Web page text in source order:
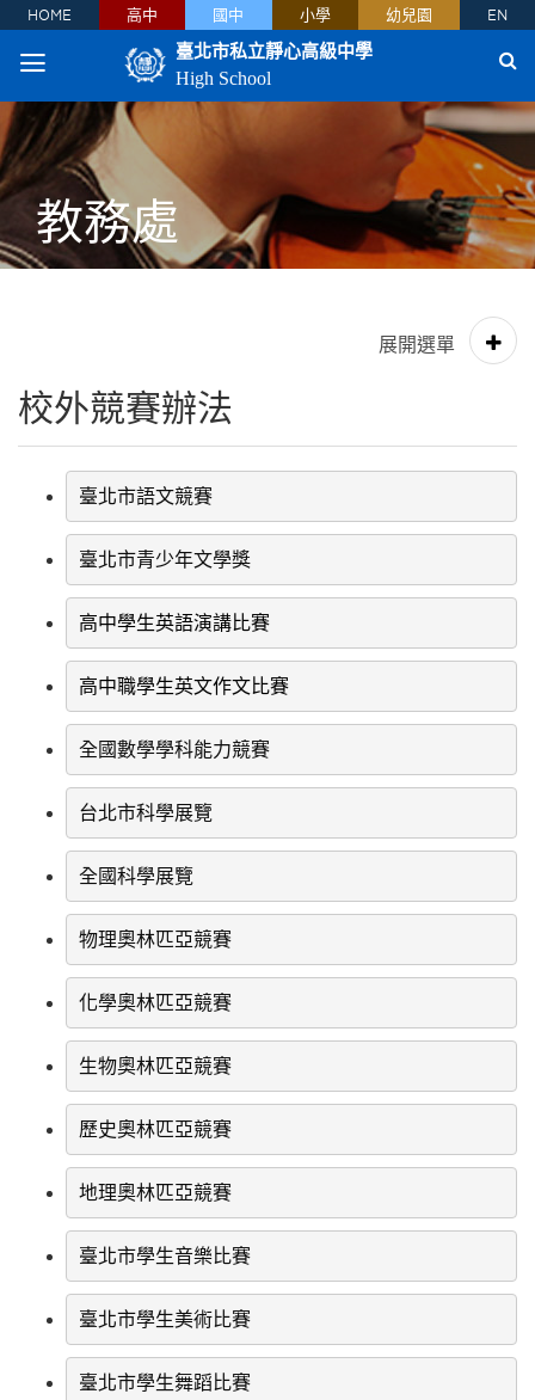
HOME 高中 國中 小學 幼兒園 EN
臺北市私立靜心高級中學
High School
教務處
校外競賽辦法
臺北市語文競賽
臺北市青少年文學獎
高中學生英語演講比賽
高中職學生英文作文比賽
全國數學學科能力競賽
台北市科學展覽
全國科學展覽
物理奧林匹亞競賽
化學奧林匹亞競賽
生物奧林匹亞競賽
歷史奧林匹亞競賽
地理奧林匹亞競賽
臺北市學生音樂比賽
臺北市學生美術比賽
臺北市學生舞蹈比賽